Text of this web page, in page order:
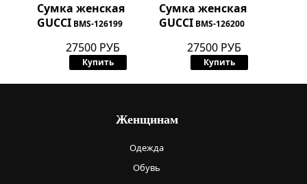
Сумка женская
GUCCI BMS-126199
27500 РУБ
Купить
Сумка женская
GUCCI BMS-126200
27500 РУБ
Купить
Женщинам
Одежда
Обувь